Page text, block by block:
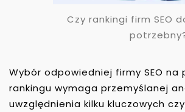
Czy rankingi firm SEO
Wybór odpowiedniej firmy SEO na
rankingu wymaga przemyślanej
uwzględnienia kilku kluczowych